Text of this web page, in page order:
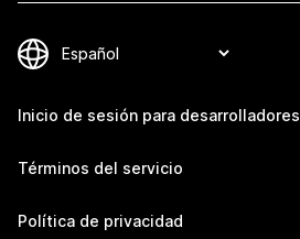
Inicio de sesión para desarrolladores
Términos del servicio
Política de privacidad